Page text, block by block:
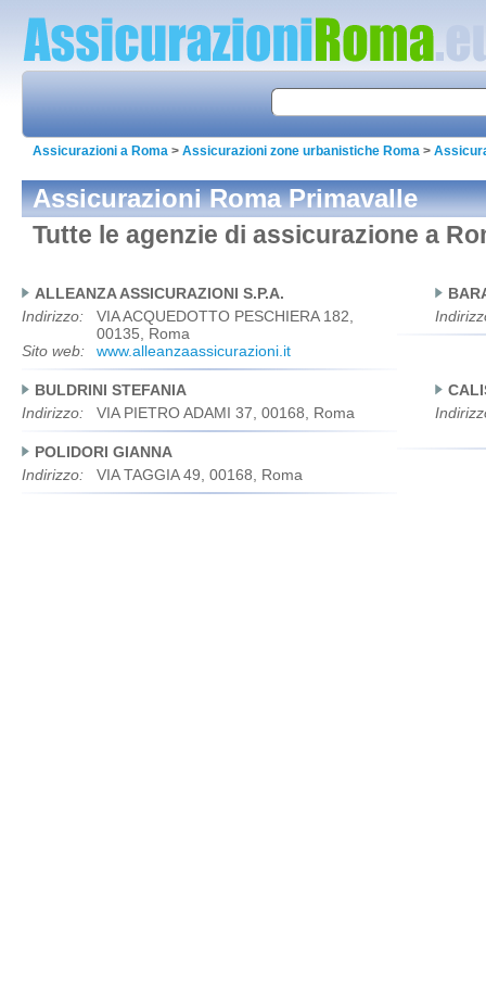
Assicurazioni a Roma > Assicurazioni zone urbanistiche Roma >
Assicurazioni Roma Primavalle
Tutte le agenzie di assicurazione a
ALLEANZA ASSICURAZIONI S.P.A.
Indirizzo:
VIA ACQUEDOTTO PESCHIERA 182,
00135, Roma
Sito web:
www.alleanzaassicurazioni.it
BULDRINI STEFANIA
Indirizzo:
VIA PIETRO ADAMI 37, 00168, Roma
POLIDORI GIANNA
Indirizzo:
VIA TAGGIA 49, 00168, Roma